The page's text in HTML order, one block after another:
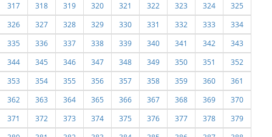
317
318 319 320 321 322 323 324
325
326
327 328 329 330 331 332 333
334
335
336 337 338 339 340 341 342
343
344
345 346 347 348 349 350 351
352
353
354 355 356 357 358 359 360
361
362
363 364 365 366 367 368 369
370
371
372 373 374 375 376 377 378
379